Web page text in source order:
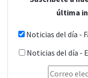
última
Noticias del día -
Noticias del día -